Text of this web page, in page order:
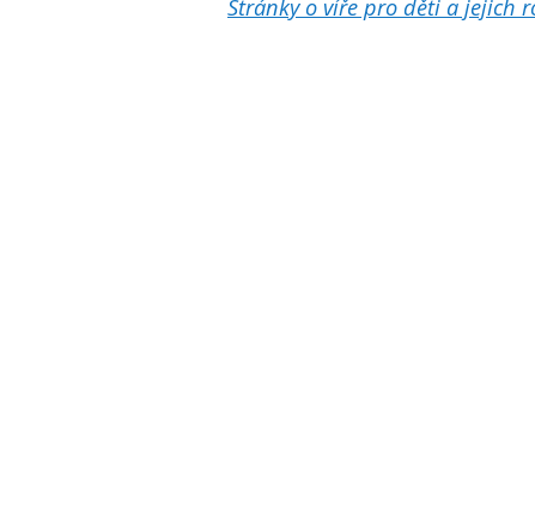
Stránky o víře pro děti a jejich